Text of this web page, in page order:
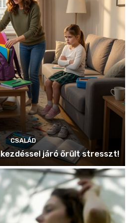
CSALÁD
járó őrült stresszt!